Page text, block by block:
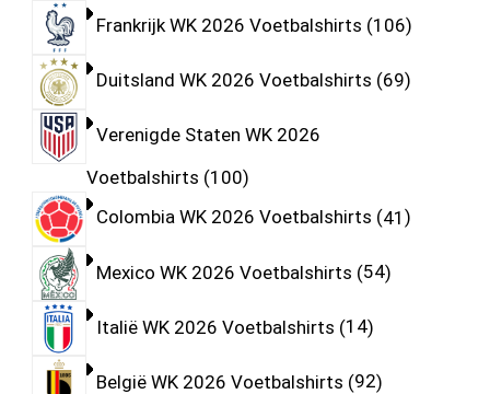
Frankrijk WK 2026 Voetbalshirts 106
Duitsland WK 2026 Voetbalshirts 69
Verenigde Staten WK 2026
Voetbalshirts 100
Colombia WK 2026 Voetbalshirts 41
Mexico WK 2026 Voetbalshirts 54
Italië WK 2026 Voetbalshirts 14
België WK 2026 Voetbalshirts 92